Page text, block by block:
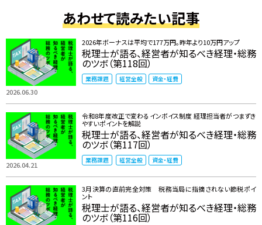
あわせて読みたい記事
2026.06.30
2026年ボーナスは平均で177万円。昨年より10万円アップ
税理士が語る、経営者が知るべき経理・総務
のツボ（第118回）
業務課題 経営全般 資金・経費
2026.04.21
令和8年度改正で変わるインボイス制度 ――経理担当者がつまずき
やすいポイントを解説
税理士が語る、経営者が知るべき経理・総務
のツボ（第117回）
業務課題 経営全般 資金・経費
3月決算の直前完全対策 税務当局に指摘されない節税ポイ
ント
税理士が語る、経営者が知るべき経理・総務
のツボ（第116回）